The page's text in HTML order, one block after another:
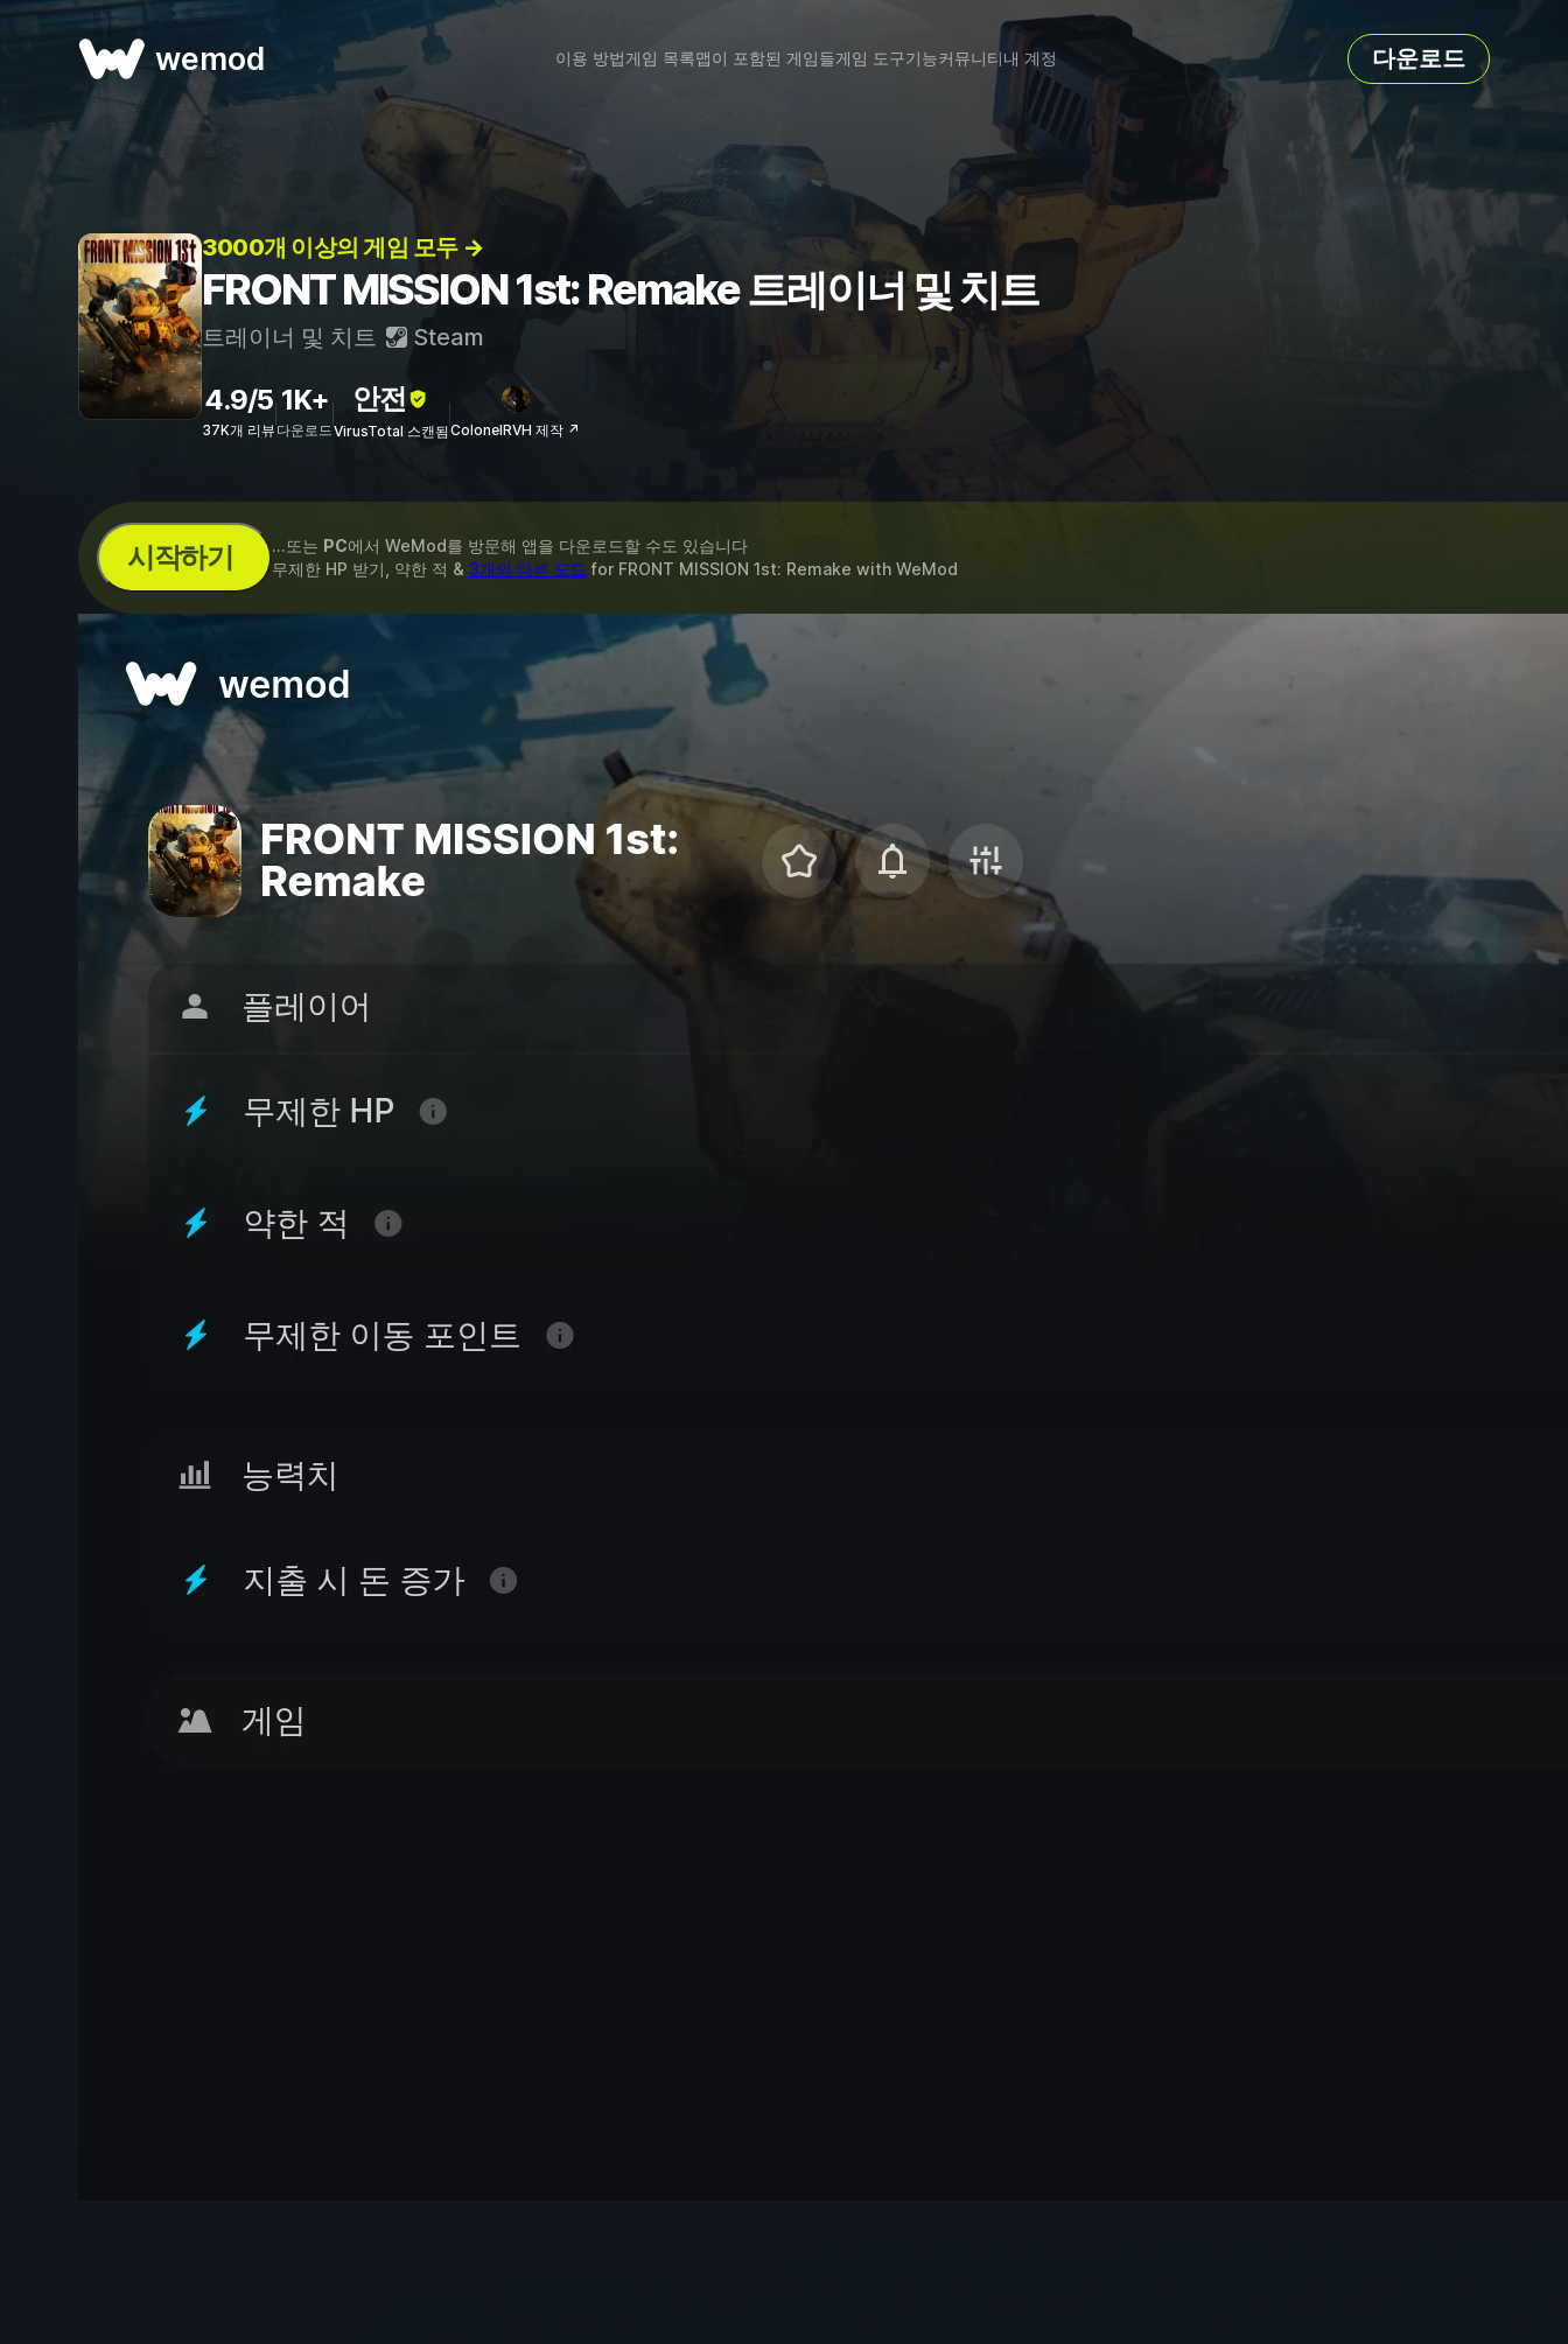
wemod 이용 방법게임 목록맵이 포함된 게임들게임 도구기능커뮤니티내 계정 다운로드
3000개 이상의 게임 모두 →
FRONT MISSION 1st: Remake 트레이너 및 치트
트레이너 및 치트 Steam
4.9/5
37K개 리뷰
1K+
다운로드
안전
VirusTotal 스캔됨ColonelRVH 제작 ↗
시작하기 ...또는 PC에서 WeMod를 방문해 앱을 다운로드할 수도 있습니다
무제한 HP 받기, 약한 적 & 3개의 다른 모드 for FRONT MISSION 1st: Remake with WeMod